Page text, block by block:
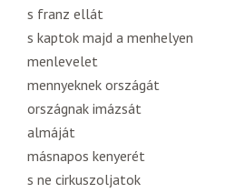
s franz ellát
s kaptok majd a menhelyen
menlevelet
mennyeknek országát
országnak imázsát
almáját
másnapos kenyerét
s ne cirkuszoljatok